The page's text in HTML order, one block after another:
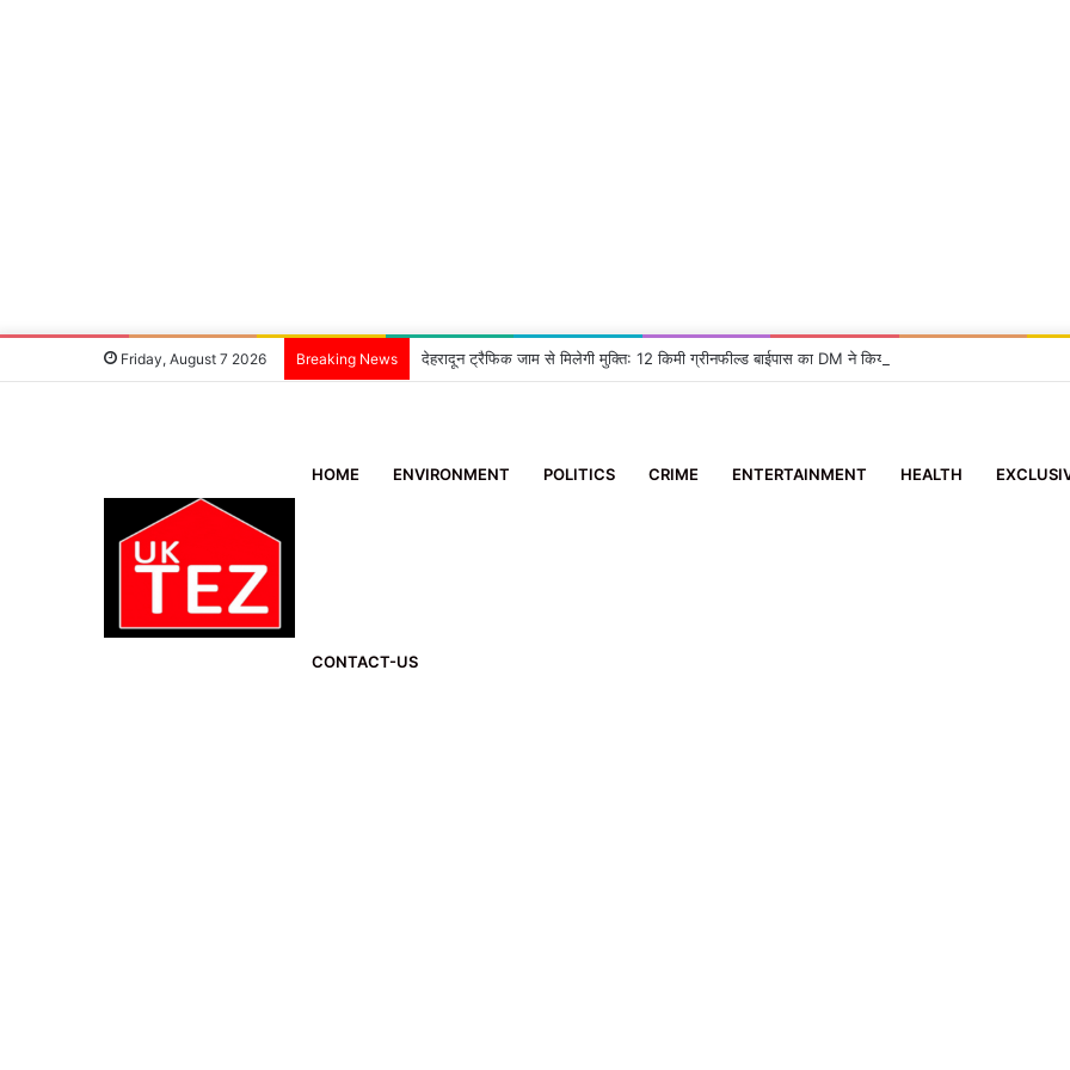
Friday, August 7 2026 Breaking News देहरादून ट्रैफिक जाम से मिलेगी मुक्ति: 12 किमी ग्रीनफील्ड बाईपास का DM ने किया निरीक्षण, दिए सख्त निर्देश
HOME ENVIRONMENT POLITICS CRIME ENTERTAINMENT HEALTH
CONTACT-US